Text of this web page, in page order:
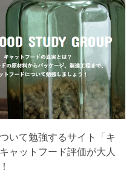
いて勉強するサイト「キ
ャットフード評価が大人